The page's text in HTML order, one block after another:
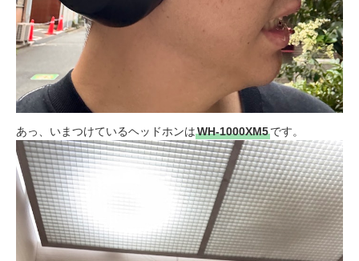
あっ、いまつけているヘッドホンはWH-1000XM5です。